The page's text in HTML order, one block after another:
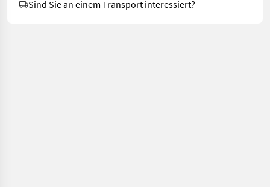
Sind Sie an einem Transport interessiert?